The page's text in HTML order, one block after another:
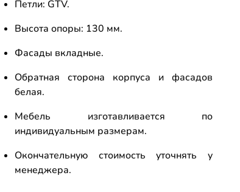
Петли: GTV.
Высота опоры: 130 мм.
Фасады вкладные.
Обратная сторона корпуса и фасадов
белая.
Мебель изготавливается по
индивидуальным размерам.
Окончательную стоимость уточнять у
менеджера.